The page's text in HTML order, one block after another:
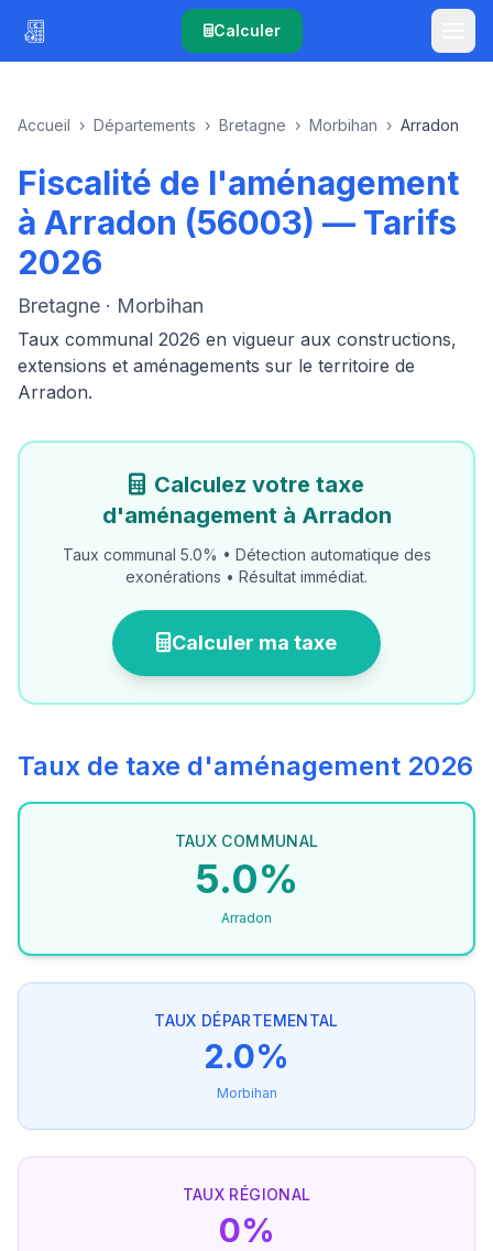
Calculer
Accueil › Départements › Bretagne › Morbihan › Arradon
Fiscalité de l'aménagement
à Arradon (56003) — Tarifs
2026
Bretagne · Morbihan
Taux communal 2026 en vigueur aux constructions,
extensions et aménagements sur le territoire de
Arradon.
Calculez votre taxe
d'aménagement à Arradon
Taux communal 5.0% • Détection automatique des
exonérations • Résultat immédiat.
Calculer ma taxe
Taux de taxe d'aménagement 2026
TAUX COMMUNAL
5.0%
Arradon
TAUX DÉPARTEMENTAL
2.0%
Morbihan
TAUX RÉGIONAL
0%